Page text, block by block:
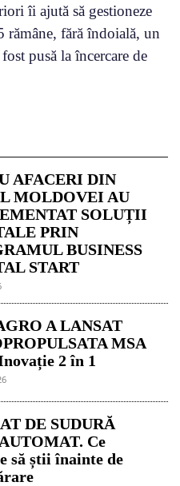
îi ajută să gestioneze
rămâne, fără îndoială, un
pusă la încercare de
AFACERI DIN
MOLDOVEI AU
SOLUȚII
PRIN
BUSINESS
START
A LANSAT
MSA
2 în 1
DE SUDURĂ
Ce
să știi înainte de